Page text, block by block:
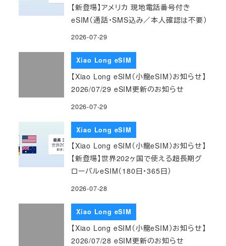
【新登場】アメリカ 現地電話番号付き
eSIM（通話・SMS込み／本人確認は不要）
2026-07-29
Xiao Long eSIM
【Xiao Long eSIM（小龍eSIM）お知らせ】
2026/07/29 eSIM更新のお知らせ
2026-07-29
Xiao Long eSIM
【Xiao Long eSIM（小龍eSIM）お知らせ】
【新登場】世界202ヶ国で使える超長期グ
ローバルeSIM（180日・365日）
2026-07-28
Xiao Long eSIM
【Xiao Long eSIM（小龍eSIM）お知らせ】
2026/07/28 eSIM更新のお知らせ